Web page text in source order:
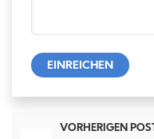
EINREICHEN
VORHERIGEN